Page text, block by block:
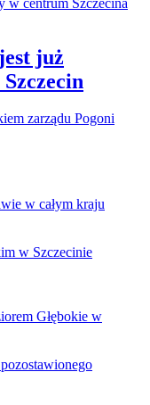
już
w całym kraju
w Szczecinie
Głębokie w